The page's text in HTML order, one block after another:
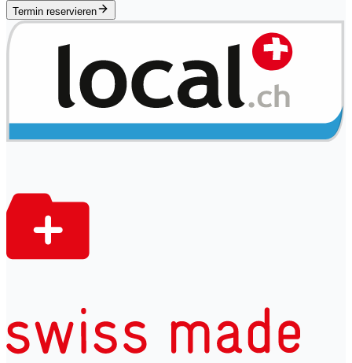
Termin reservieren